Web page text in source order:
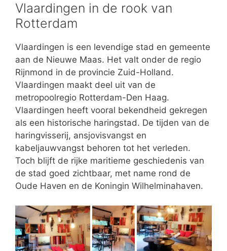
Vlaardingen in de rook van
Rotterdam
Vlaardingen is een levendige stad en gemeente
aan de Nieuwe Maas. Het valt onder de regio
Rijnmond in de provincie Zuid-Holland.
Vlaardingen maakt deel uit van de
metropoolregio Rotterdam-Den Haag.
Vlaardingen heeft vooral bekendheid gekregen
als een historische haringstad. De tijden van de
haringvisserij, ansjovisvangst en
kabeljauwvangst behoren tot het verleden.
Toch blijft de rijke maritieme geschiedenis van
de stad goed zichtbaar, met name rond de
Oude Haven en de Koningin Wilhelminahaven.